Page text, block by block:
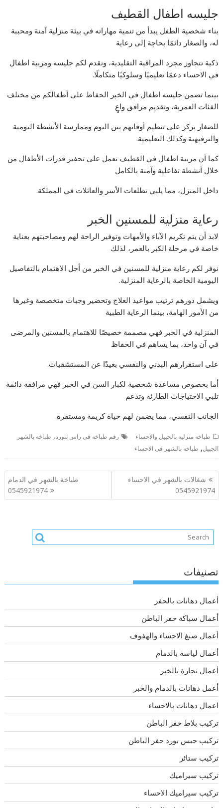
جليسه اطفال القطيف
بناء شخصية الطفل يبدأ من تنمية مهاراته في بيئة منزلية آمنة ومحببة
له، والصغار دائمًا بحاجة إلى رعاية
ذكية تتجاوز مجرد المراقبة التقليدية، وتقدم لكم جليسه ومربية اطفال
في الاحساء دعمًا تعليميًا وسلوكيًا متكاملًا.
بينما تضمن جليسه اطفال في الخبر الحفاظ على أطفالكم من مختلف
الفئات العمرية، وتقديم مرافق واعٍ
للصغار يركز على تنظيم أوقاتهم بين النوم وممارسة الأنشطة اليومية
والترفيهية وكذلك التعليمية.
كما أن مربية اطفال في القطيف تعمل على تحفيز قدرات الأطفال من
خلال أنشطة تفاعلية وآمنة بالكامل
داخل المنزل، مما يلبي تطلعات الأسر والعائلات في المملكة.
رعاية منزلية للمسنين الخبر
لابد أن يتم تكريم الآباء والأمهات وتوفير الراحة لهم ومصاحبتهم بعناية
خاصة في مرحلة الكبر بالعمر، لذلك
نوفر لكم رعاية منزلية للمسنين في الخبر من أجل الاهتمام بالتفاصيل
اليومية الخاصة بالرعاية المنزلية.
ويشمل دورهم ترتيب مواعيد العلاج وتحضير وجبات متخصصة وغيرها
من الأمور الهامة، بينما الرعاية الطبية
المنزلية في الخبر فهي مصممة خصيصًا للاهتمام بالمسنين والمرضى
في آن واحد، بما يساهم في الحفاظ
على استقرارهم البدني والنفسي بعيدًا عن المستشفيات.
أما بخصوص مساعدة شخصية لكبار السن في الخبر فهي مرافقة دائمة
تلبي الاحتياجات الطارئة وتدعم
الجانب النفسي، مما يضمن لهم حياة كريمة ومستقرة.
طباخه منزليه بالجبيل والاحساء رقم طباخه في راس تنوره, طباخه بالشهر
الجبيل, طباخه بالشهر فى الاحساء
تصفّح
المقالات
شغالات بالشهر في الاحساء
0545921974
طباخة بالشهر في الدمام
0545921974
تصنيفات
أعمال دهانات بالحفر
أعمال سباكة حفر الباطن
أعمال صبغ الاحساء والهفوف
أعمال لياسة بالدمام
أعمال نجارة بالخبر
أعمل دهانات بالدمام والخبر
اعمال دهانات بالاحساء
تركيب بلاط حفر الباطن
تركيب جبس بورد حفر الباطن
تركيب ستائر
تركيب سيراميك
تركيب سيراميك الاحساء